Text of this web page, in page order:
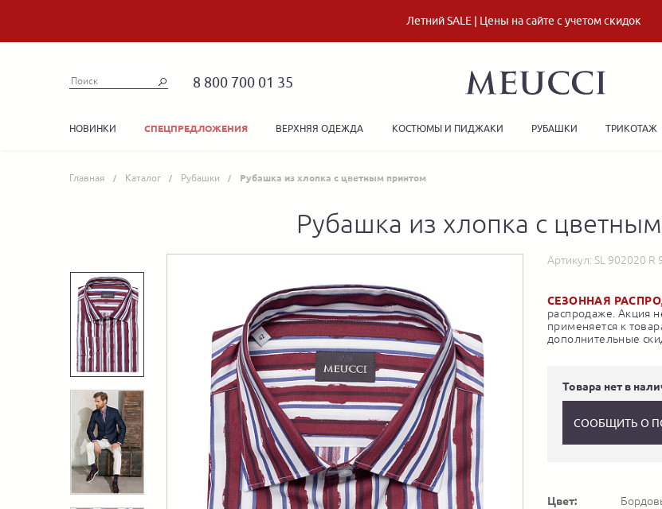
Летний SALE | Цены на сайте с учетом скидок
8 800 700 01 35
НОВИНКИ СПЕЦПРЕДЛОЖЕНИЯ ВЕРХНЯЯ ОДЕЖДА КОСТЮМЫ И ПИДЖАКИ РУБАШКИ ТРИКОТАЖ
Главная Каталог Рубашки Рубашка из хлопка с цветным принтом
Рубашка из хлопка с
Артикул: SL 902020 R
СЕЗОННАЯ
распродаже. Акция
применяется к
дополнительные
Товара нет в
СООБЩИТЬ О
Цвет: